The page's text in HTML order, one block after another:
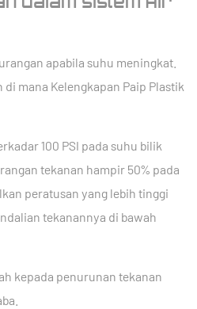
apabila suhu meningkat.
mana Kelengkapan Paip Plastik
100 PSI pada suhu bilik
tekanan hampir 50% pada
peratusan yang lebih tinggi
tekanannya di bawah
kepada penurunan tekanan